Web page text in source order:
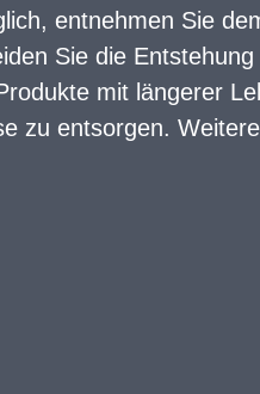
entnehmen Sie
Sie die
mit längerer
zu entsorgen.